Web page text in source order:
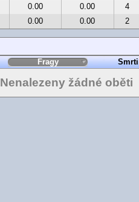
0.00 0.00 4
0.00 0.00 2
Fragy Smrti
Nenalezeny žádné oběti